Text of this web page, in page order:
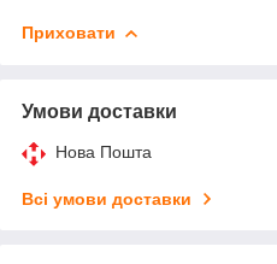
Приховати
Умови доставки
Нова Пошта
Всі умови доставки